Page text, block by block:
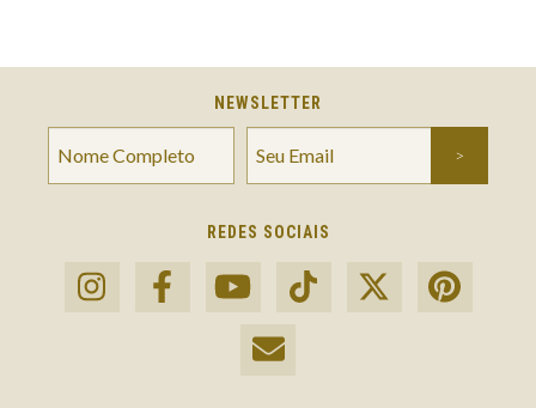
NEWSLETTER
REDES SOCIAIS